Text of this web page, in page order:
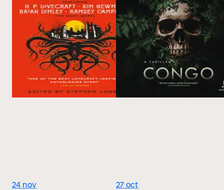
24 nov
27 oct